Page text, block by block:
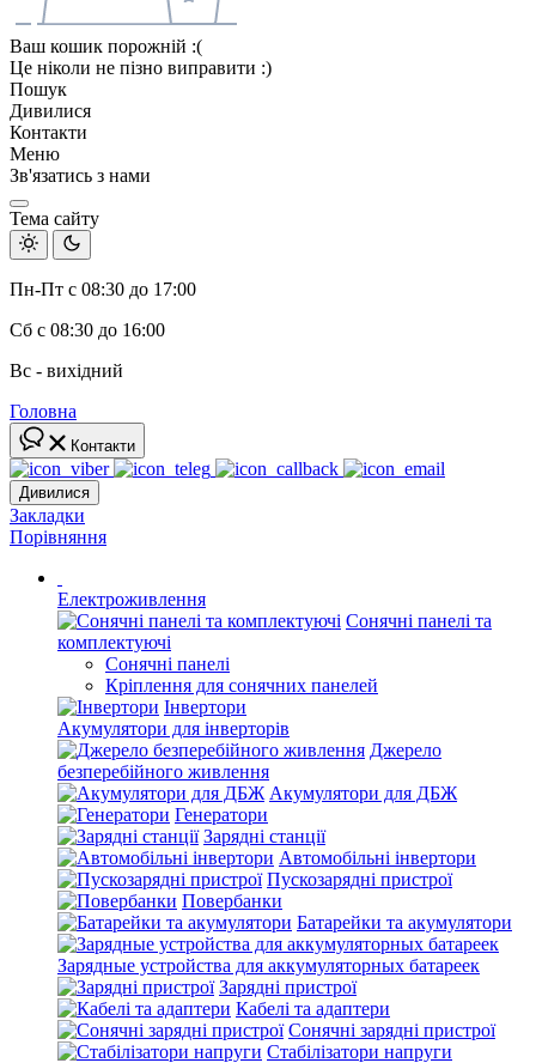
Ваш кошик порожній :(
Це ніколи не пізно виправити :)
Пошук
Дивилися
Контакти
Меню
Зв'язатись з нами
Тема сайту
Пн-Пт с 08:30 до 17:00
Сб с 08:30 до 16:00
Вс - вихідний
Головна
Контакти
Дивилися
Закладки
Порівняння
Електроживлення
Сонячні панелі та
комплектуючі
Сонячні панелі
Кріплення для сонячних панелей
Інвертори
Акумулятори для інверторів
Джерело
безперебійного живлення
Акумулятори для ДБЖ
Генератори
Зарядні станції
Автомобільні інвертори
Пускозарядні пристрої
Повербанки
Батарейки та акумулятори
Зарядные устройства для аккумуляторных батареек
Зарядні пристрої
Кабелі та адаптери
Сонячні зарядні пристрої
Стабілізатори напруги